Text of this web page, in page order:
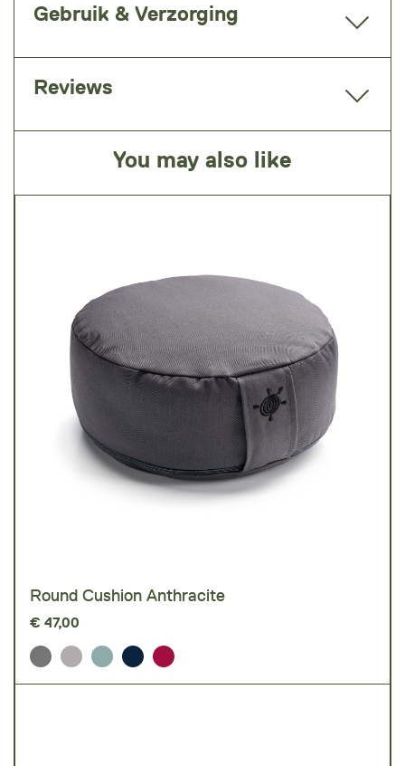
Gebruik & Verzorging
Reviews
You may also like
Round Cushion Anthracite
€ 47,00